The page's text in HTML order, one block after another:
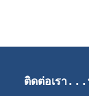
ติดต่อเรา...